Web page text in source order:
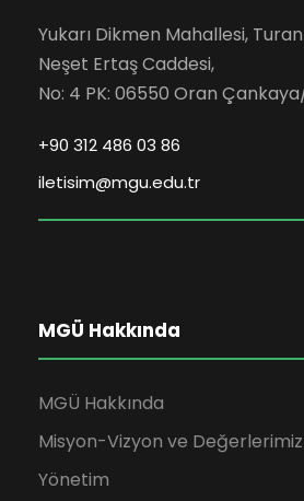
Yukarı Dikmen Mahallesi,
Neşet Ertaş Caddesi,
No: 4 PK: 06550 Oran
+90 312 486 03 86
iletisim@mgu.edu.tr
MGÜ Hakkında
MGÜ Hakkında
Misyon-Vizyon ve Değerlerimiz
Yönetim